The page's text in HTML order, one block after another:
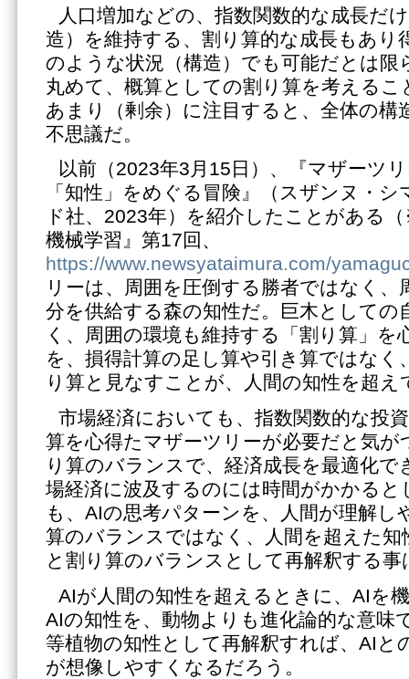
人口増加などの、指数関数的な成長だ
造）を維持する、割り算的な成長もあり
のような状況（構造）でも可能だとは限
丸めて、概算としての割り算を考える
あまり（剰余）に注目すると、全体の構
不思議だ。
以前（2023年3月15日）、『マザーツ
「知性」をめぐる冒険』（スザンヌ・
ド社、2023年）を紹介したことがある
機械学習』第17回、
https://www.newsyataimura.com/
リーは、周囲を圧倒する勝者ではなく、
分を供給する森の知性だ。巨木としての
く、周囲の環境も維持する「割り算」を
を、損得計算の足し算や引き算ではなく
り算と見なすことが、人間の知性を超え
市場経済においても、指数関数的な投
算を心得たマザーツリーが必要だと気が
り算のバランスで、経済成長を最適化
場経済に波及するのには時間がかかると
も、AIの思考パターンを、人間が理解し
算のバランスではなく、人間を超えた
と割り算のバランスとして再解釈する事
AIが人間の知性を超えるときに、AIを
AIの知性を、動物よりも進化論的な意味
等植物の知性として再解釈すれば、AIと
が想像しやすくなるだろう。